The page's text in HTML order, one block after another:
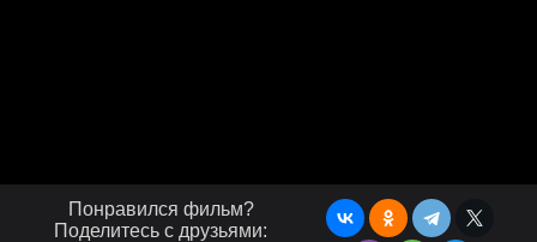
Понравился фильм?
Поделитесь с друзьями: